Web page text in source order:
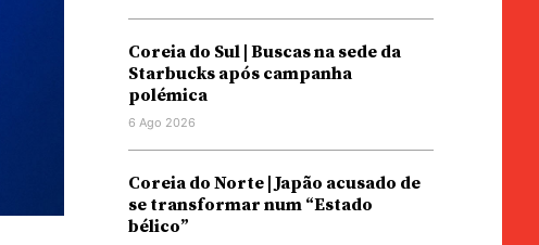
Coreia do Sul | Buscas na sede da
Starbucks após campanha
polémica
6 Ago 2026
Coreia do Norte | Japão acusado de
se transformar num “Estado
bélico”